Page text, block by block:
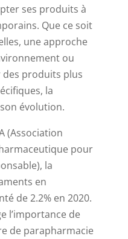
ses produits à
Que ce soit
une approche
ou
produits plus
la
évolution.
(Association
pour
la
en
de 2.2% en 2020.
l’importance de
de parapharmacie